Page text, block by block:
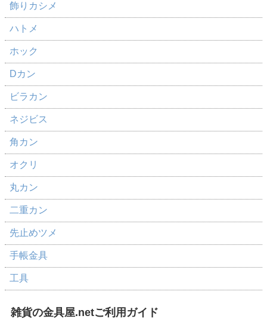
飾りカシメ
ハトメ
ホック
Dカン
ビラカン
ネジビス
角カン
オクリ
丸カン
二重カン
先止めツメ
手帳金具
工具
雑貨の金具屋.netご利用ガイド